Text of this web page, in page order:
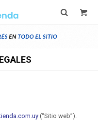
(“Sitio web”).